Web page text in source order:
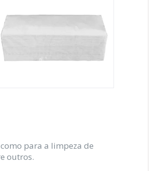
para a limpeza de
outros.